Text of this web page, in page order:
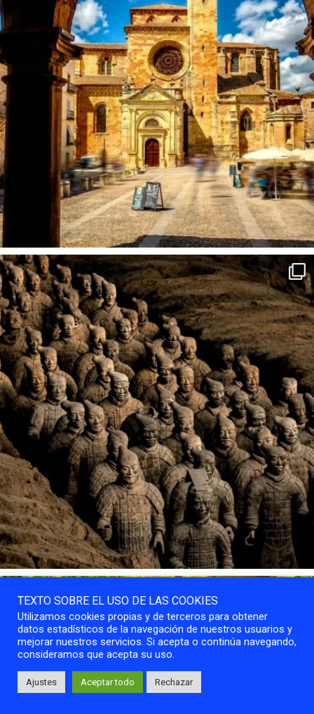
TEXTO SOBRE EL USO DE LAS COOKIES
Utilizamos cookies propias y de terceros para obtener
datos estadísticos de la navegación de nuestros usuarios y
mejorar nuestros servicios. Si acepta o continúa navegando,
consideramos que acepta su uso.
Ajustes Aceptar todo Rechazar